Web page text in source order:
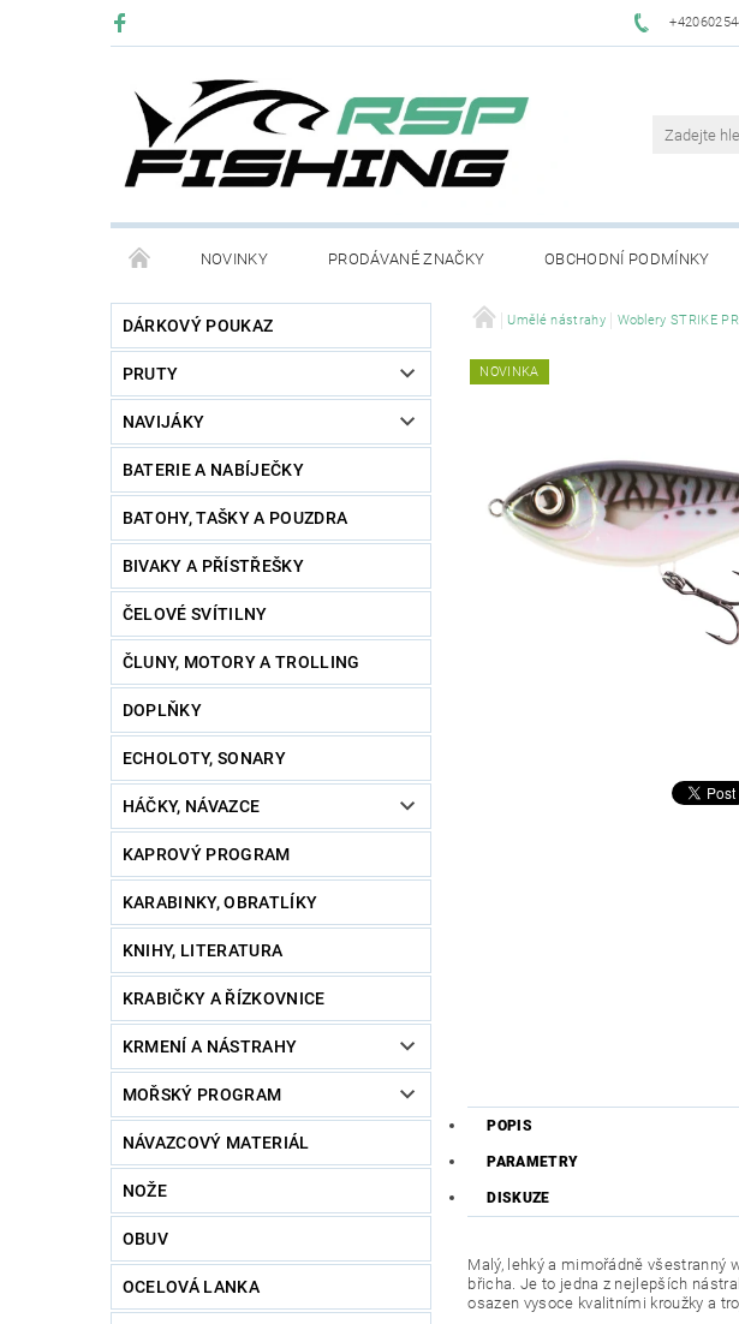
NOVINKY PRODÁVANÉ ZNAČKY OBCHODNÍ PODMÍNKY
DÁRKOVÝ POUKAZ
PRUTY
NAVIJÁKY
BATERIE A NABÍJEČKY
BATOHY, TAŠKY A POUZDRA
BIVAKY A PŘÍSTŘEŠKY
ČELOVÉ SVÍTILNY
ČLUNY, MOTORY A TROLLING
DOPLŇKY
ECHOLOTY, SONARY
HÁČKY, NÁVAZCE
KAPROVÝ PROGRAM
KARABINKY, OBRATLÍKY
KNIHY, LITERATURA
KRABIČKY A ŘÍZKOVNICE
KRMENÍ A NÁSTRAHY
MOŘSKÝ PROGRAM
NÁVAZCOVÝ MATERIÁL
NOŽE
OBUV
OCELOVÁ LANKA
Umělé nástrahy Woblery STRIKE
NOVINKA
POPIS
PARAMETRY
DISKUZE
Malý, lehký a mimořádně všestranný
břicha. Je to jedna z nejlepších
osazen vysoce kvalitními kroužky a